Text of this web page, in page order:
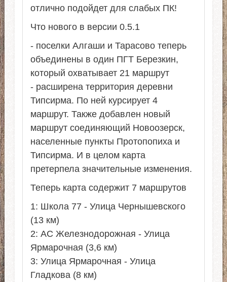
отлично подойдет для слабых ПК!
Что нового в версии 0.5.1
- поселки Алгаши и Тарасово теперь
объединены в один ПГТ Березкин,
который охватывает 21 маршрут
- расширена территория деревни
Типсирма. По ней курсирует 4
маршрут. Также добавлен новый
маршрут соединяющий Новоозерск,
населенные пункты Протопопиха и
Типсирма. И в целом карта
претерпела значительные изменения.
Теперь карта содержит 7 маршрутов
1: Школа 77 - Улица Чернышевского
(13 км)
2: AC Железнодорожная - Улица
Ярмарочная (3,6 км)
3: Улица Ярмарочная - Улица
Гладкова (8 км)